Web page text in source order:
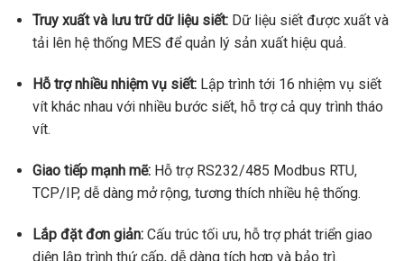
Truy xuất và lưu trữ dữ liệu siết:Dữ liệu siết được xuất và
tải lên hệ thống MES để quản lý sản xuất hiệu quả.
Hỗ trợ nhiều nhiệm vụ siết:Lập trình tới 16 nhiệm vụ siết
vít khác nhau với nhiều bước siết, hỗ trợ cả quy trình tháo
vít.
Giao tiếp mạnh mẽ:Hỗ trợ RS232/485 Modbus RTU,
TCP/IP, dễ dàng mở rộng, tương thích nhiều hệ thống.
Lắp đặt đơn giản:Cấu trúc tối ưu, hỗ trợ phát triển giao
diện lập trình thứ cấp, dễ dàng tích hợp và bảo trì.